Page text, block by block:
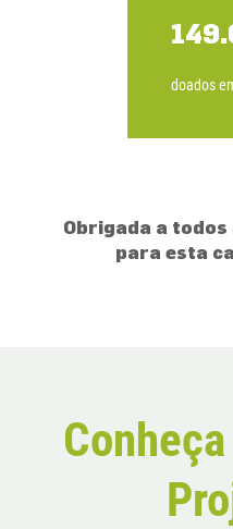
doados
Obrigada a
para esta